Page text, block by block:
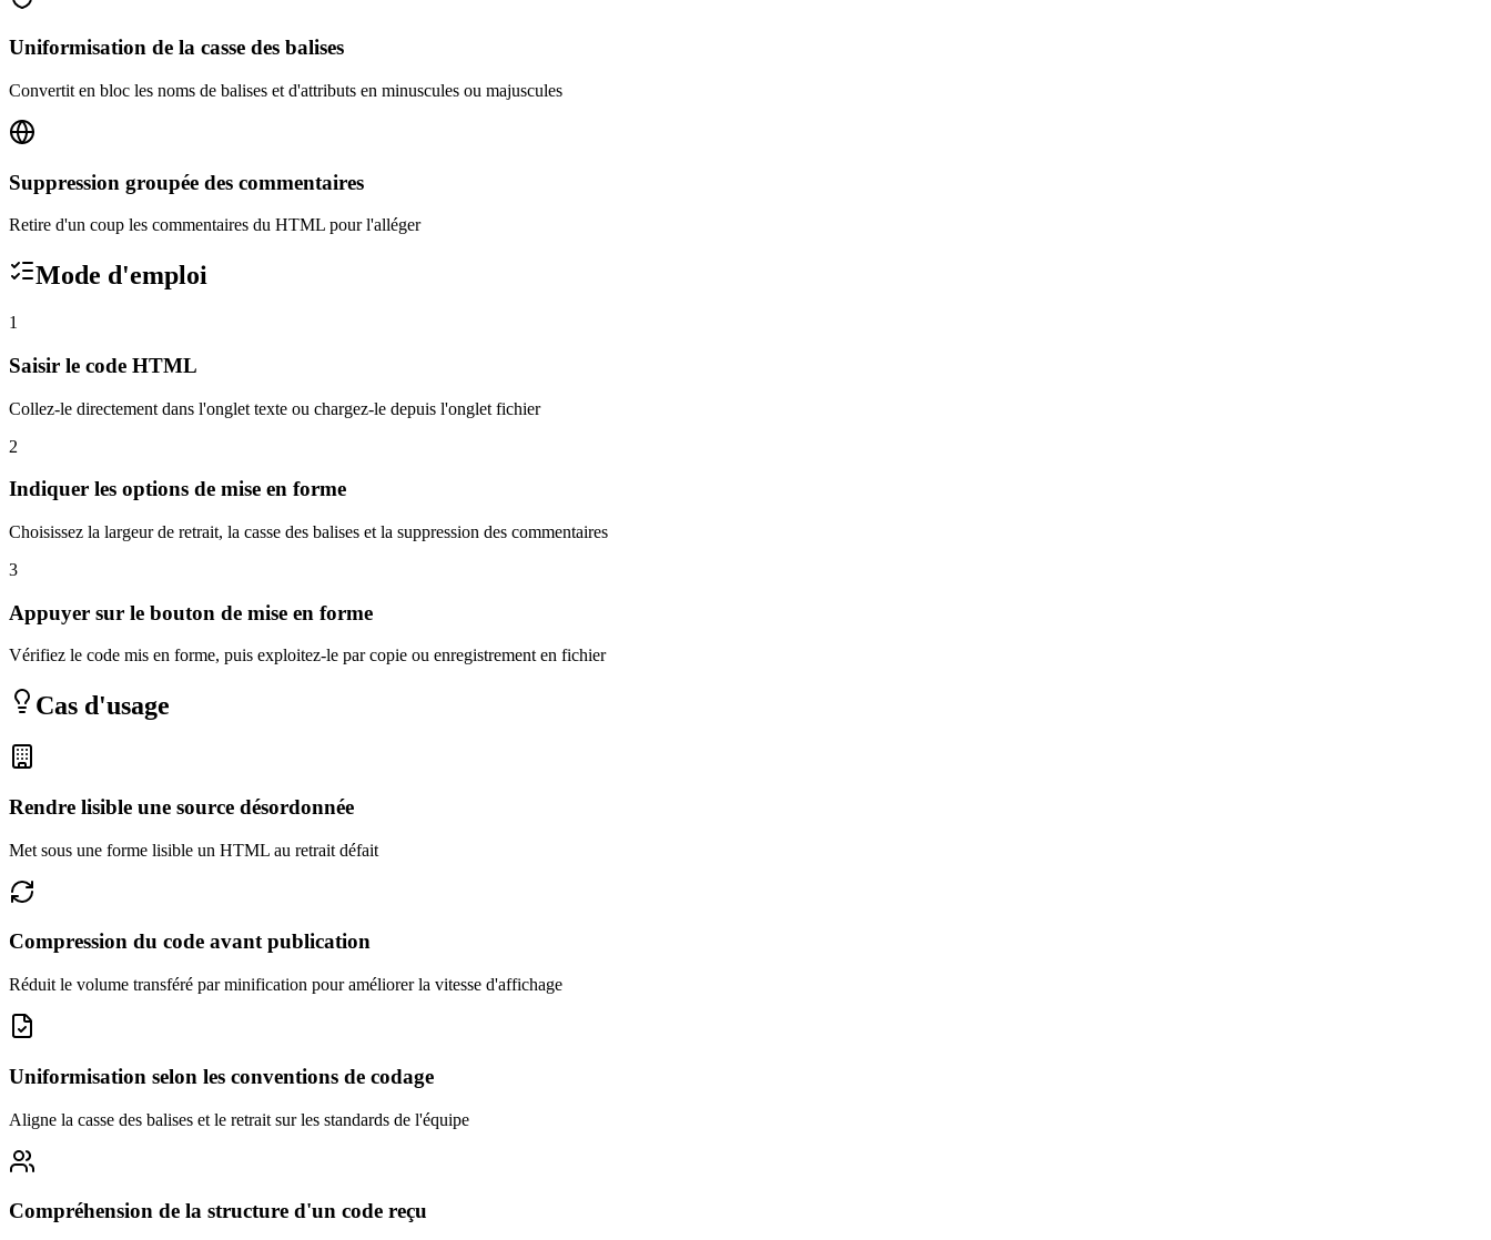
Uniformisation de la casse des balises
Convertit en bloc les noms de balises et d'attributs en minuscules ou majuscules
Suppression groupée des commentaires
Retire d'un coup les commentaires du HTML pour l'alléger
Mode d'emploi
1
Saisir le code HTML
Collez-le directement dans l'onglet texte ou chargez-le depuis l'onglet fichier
2
Indiquer les options de mise en forme
Choisissez la largeur de retrait, la casse des balises et la suppression des commentaires
3
Appuyer sur le bouton de mise en forme
Vérifiez le code mis en forme, puis exploitez-le par copie ou enregistrement en fichier
Cas d'usage
Rendre lisible une source désordonnée
Met sous une forme lisible un HTML au retrait défait
Compression du code avant publication
Réduit le volume transféré par minification pour améliorer la vitesse d'affichage
Uniformisation selon les conventions de codage
Aligne la casse des balises et le retrait sur les standards de l'équipe
Compréhension de la structure d'un code reçu